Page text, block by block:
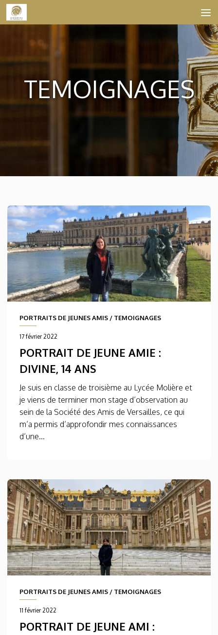
Skip to content
TEMOIGNAGES
PORTRAITS DE JEUNES AMIS / TEMOIGNAGES
17 février 2022
PORTRAIT DE JEUNE AMIE :
DIVINE, 14 ANS
Je suis en classe de troisième au Lycée Molière et
je viens de terminer mon stage d’observation au
sein de la Société des Amis de Versailles, ce qui
m’a permis d’approfondir mes connaissances
d’une...
PORTRAITS DE JEUNES AMIS / TEMOIGNAGES
11 février 2022
PORTRAIT DE JEUNE AMI :